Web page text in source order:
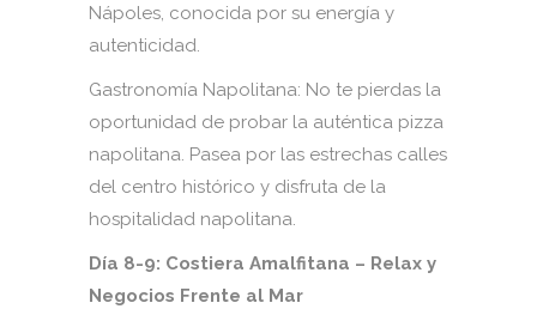
Nápoles, conocida por su energía y
autenticidad.
Gastronomía Napolitana: No te pierdas la
oportunidad de probar la auténtica pizza
napolitana. Pasea por las estrechas calles
del centro histórico y disfruta de la
hospitalidad napolitana.
Día 8-9: Costiera Amalfitana – Relax y
Negocios Frente al Mar